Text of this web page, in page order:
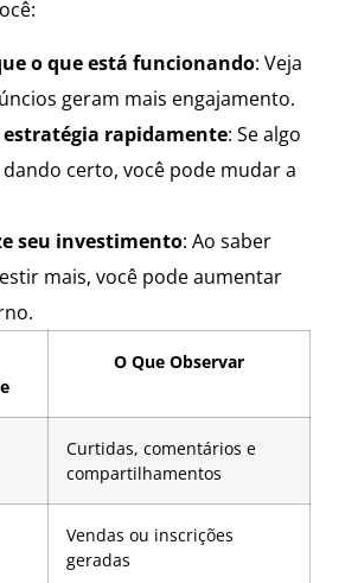
o que está funcionando: Veja
geram mais engajamento.
rapidamente: Se algo
certo, você pode mudar a
seu investimento: Ao saber
mais, você pode aumentar
O Que Observar
Curtidas, comentários e
compartilhamentos
Vendas ou inscrições
geradas